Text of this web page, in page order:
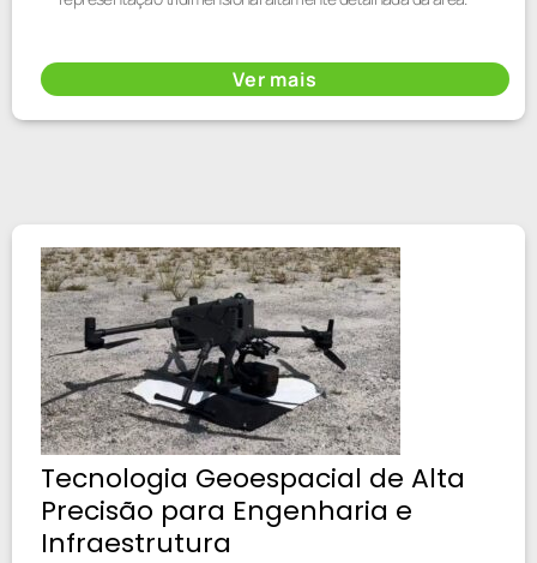
Ver mais
Tecnologia Geoespacial de Alta
Precisão para Engenharia e
Infraestrutura